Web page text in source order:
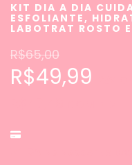
KIT DIA A DIA
ESFOLIANTE,
LABOTRAT ROSTO
R$65,00
R$49,99